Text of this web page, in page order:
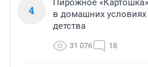
4
Пирожное
в домашних
детства
31 076 18